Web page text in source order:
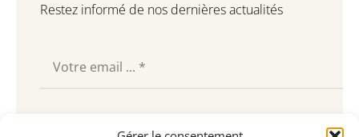
Restez informé de nos dernières actualités
Souscrire